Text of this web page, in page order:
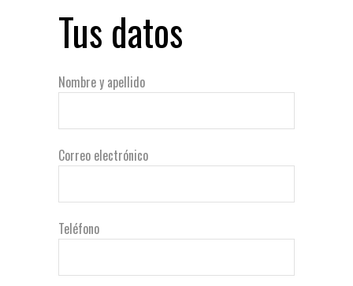
Tus datos
Nombre y apellido
Correo electrónico
Teléfono